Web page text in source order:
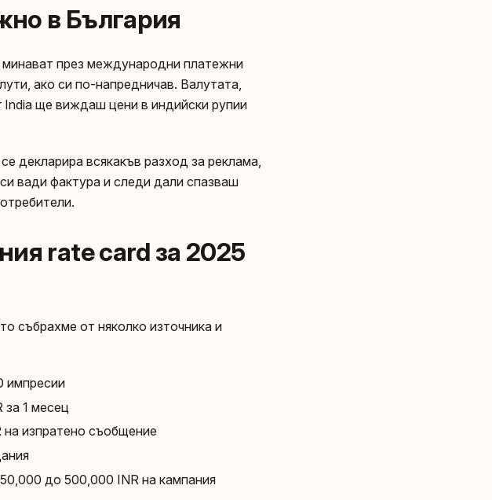
в България
през международни платежни
ако си по-напредничав. Валутата,
India ще виждаш цени в индийски рупии
декларира всякакъв разход за реклама,
вади фактура и следи дали спазваш
rate card за 2025
събрахме от няколко източника и
импресии
за 1 месец
изпратено съобщение
до 500,000 INR на кампания